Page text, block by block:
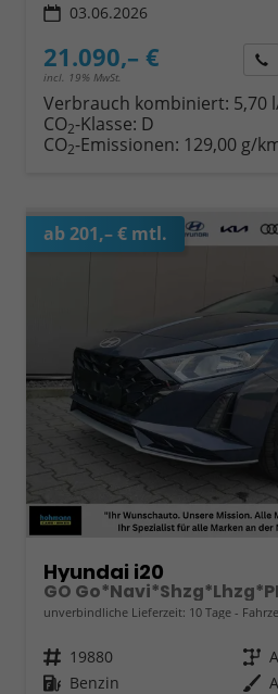
03.06.2026
21.090,– €
incl. 19% MwSt.
Verbrauch kombiniert: 5,70
CO2-Klasse: D
CO2-Emissionen: 129,00 g/
ab 201,– € mtl.
Hyundai i20
unverbindliche Lieferzeit: 10 Tage
Fahrzeugnr. 19880 Getriebe
Kraftstoff Benzin Außenfarbe